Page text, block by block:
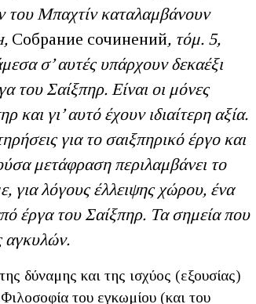
του Μπαχτίν καταλαμβάνουν
Собрание сочинений, τόμ. 5,
σ’ αυτές υπάρχουν δεκαέξι
του Σαίξπηρ. Είναι οι μόνες
γι’ αυτό έχουν ιδιαίτερη αξία.
για το σαιξπηρικό έργο και
μετάφραση περιλαμβάνει το
για λόγους έλλειψης χώρου, ένα
έργα του Σαίξπηρ. Τα σημεία που
αγκυλών.
δύναμης και της ισχύος (εξουσίας)
του εγκωμίου (και του